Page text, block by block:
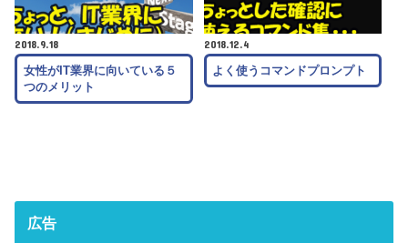
2018.9.18
女性がIT業界に向いている５
つのメリット
2018.12.4
よく使うコマンドプロンプト
広告